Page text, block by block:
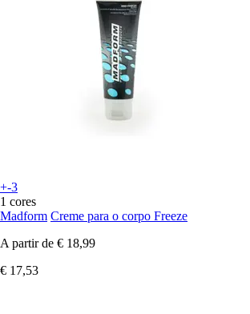
+-3
1 cores
Madform Creme para o corpo Freeze
A partir de € 18,99
€ 17,53